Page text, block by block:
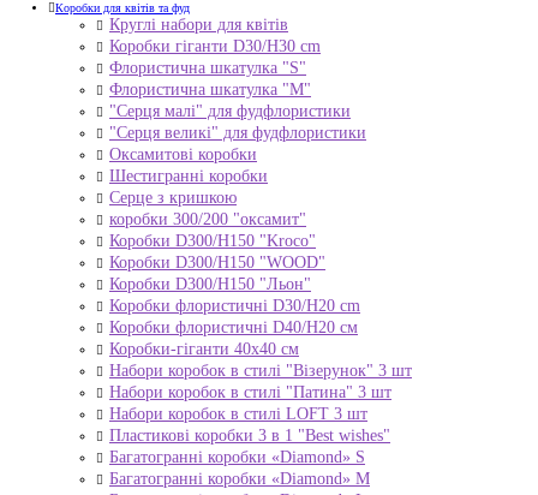
Коробки для квітів та фуд
Круглі набори для квітів
Коробки гіганти D30/H30 cm
Флористична шкатулка "S"
Флористична шкатулка "М"
"Серця малі" для фудфлористики
"Серця великі" для фудфлористики
Оксамитові коробки
Шестигранні коробки
Серце з кришкою
коробки 300/200 "оксамит"
Коробки D300/H150 "Kroco"
Коробки D300/H150 "WOOD"
Коробки D300/H150 "Льон"
Коробки флористичні D30/H20 cm
Коробки флористичні D40/H20 cм
Коробки-гіганти 40x40 см
Набори коробок в стилі "Візерунок" 3 шт
Набори коробок в стилі "Патина" 3 шт
Набори коробок в стилі LOFT 3 шт
Пластикові коробки 3 в 1 "Best wishes"
Багатогранні коробки «Diamond» S
Багатогранні коробки «Diamond» M